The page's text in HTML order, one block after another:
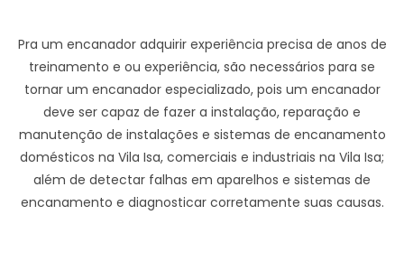
Pra um encanador adquirir experiência precisa de anos de
treinamento e ou experiência, são necessários para se
tornar um encanador especializado, pois um encanador
deve ser capaz de fazer a instalação, reparação e
manutenção de instalações e sistemas de encanamento
domésticos na Vila Isa, comerciais e industriais na Vila Isa;
além de detectar falhas em aparelhos e sistemas de
encanamento e diagnosticar corretamente suas causas.